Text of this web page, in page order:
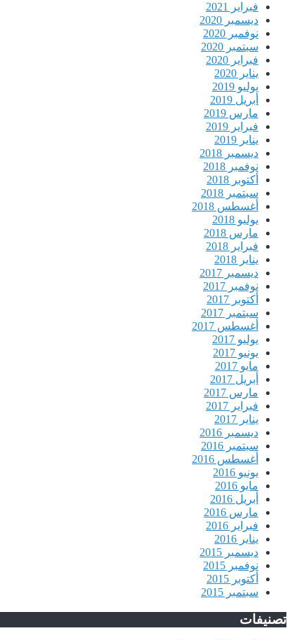
فبراير 2021
ديسمبر 2020
نوفمبر 2020
سبتمبر 2020
فبراير 2020
يناير 2020
يوليو 2019
أبريل 2019
مارس 2019
فبراير 2019
يناير 2019
ديسمبر 2018
نوفمبر 2018
أكتوبر 2018
سبتمبر 2018
أغسطس 2018
يوليو 2018
مارس 2018
فبراير 2018
يناير 2018
ديسمبر 2017
نوفمبر 2017
أكتوبر 2017
سبتمبر 2017
أغسطس 2017
يوليو 2017
يونيو 2017
مايو 2017
أبريل 2017
مارس 2017
فبراير 2017
يناير 2017
ديسمبر 2016
سبتمبر 2016
أغسطس 2016
يونيو 2016
مايو 2016
أبريل 2016
مارس 2016
فبراير 2016
يناير 2016
ديسمبر 2015
نوفمبر 2015
أكتوبر 2015
سبتمبر 2015
تصنيفات